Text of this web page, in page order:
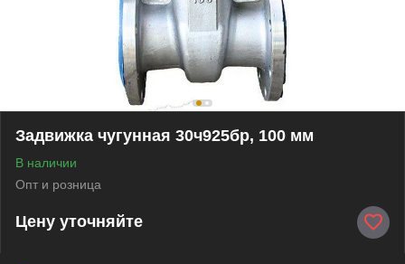
Задвижка чугунная 30ч925бр, 100 мм
В наличии
Опт и розница
Цену уточняйте